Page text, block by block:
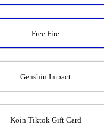
Free Fire
Genshin Impact
Koin Tiktok Gift Card